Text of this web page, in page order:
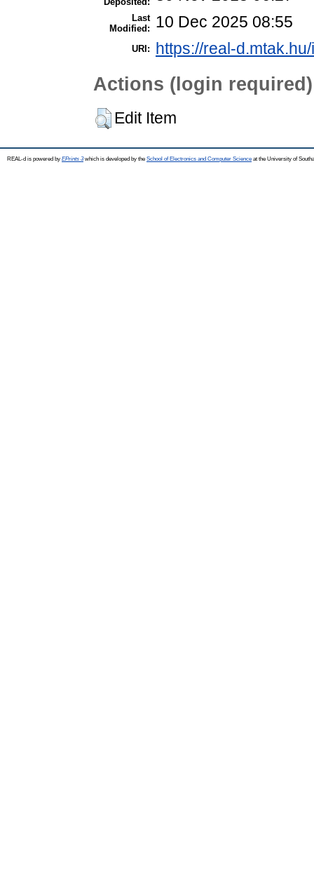
Last
Modified:
10 Dec 2025 08:55
URI: https://real-
Actions (login required)
Edit Item
REAL-d is powered by EPrints 3which is developed by the School of Electronics and Computer Science at the University of